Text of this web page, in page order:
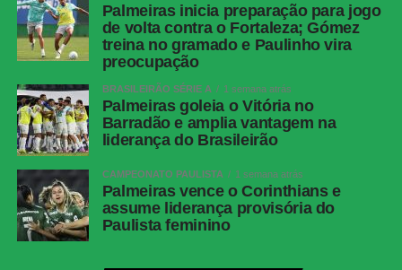
Palmeiras inicia preparação para jogo
de volta contra o Fortaleza; Gómez
treina no gramado e Paulinho vira
preocupação
BRASILEIRÃO SÉRIE A 1 semana atrás
Palmeiras goleia o Vitória no
Barradão e amplia vantagem na
liderança do Brasileirão
CAMPEONATO PAULISTA 1 semana atrás
Palmeiras vence o Corinthians e
assume liderança provisória do
Paulista feminino